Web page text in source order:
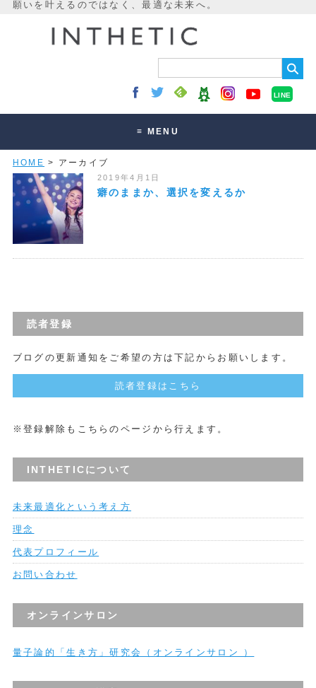
LINE
≡ MENU
講座・セッション
HOME > アーカイブ
2019年4月1日
癖のままか、選択を変えるか
読者登録
ブログの更新通知をご希望の方は下記からお願いします。
読者登録はこちら
※登録解除もこちらのページから行えます。
INTHETICについて
未来最適化という考え方
理念
代表プロフィール
お問い合わせ
オンラインサロン
量子論的「生き方」研究会（オンラインサロン ）